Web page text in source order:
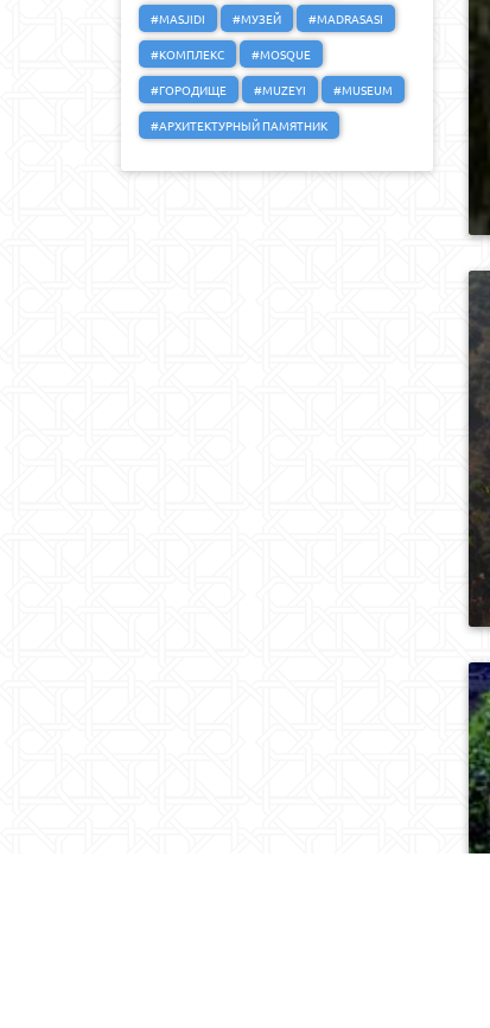
#MASJIDI
#МУЗЕЙ
#MADRASASI
#КОМПЛЕКС
#MOSQUE
#ГОРОДИЩЕ
#MUZEYI
#MUSEUM
#АРХИТЕКТУРНЫЙ ПАМЯТНИК